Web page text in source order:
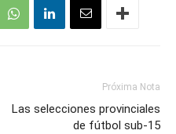
Próxima Nota
Las selecciones provinciales
de fútbol sub-15